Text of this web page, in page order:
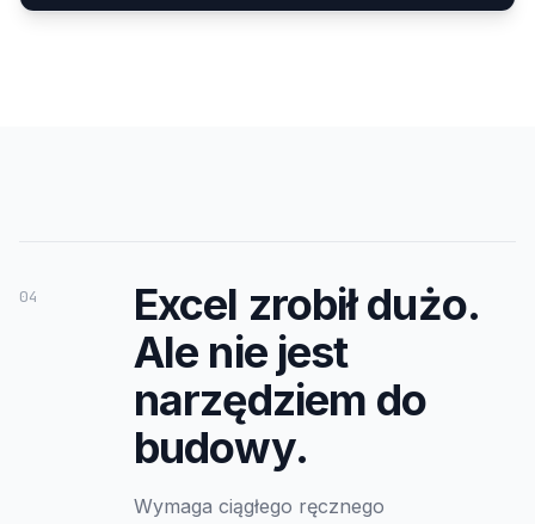
04
Excel zrobił dużo.
Ale nie jest
narzędziem do
budowy.
Wymaga ciągłego ręcznego